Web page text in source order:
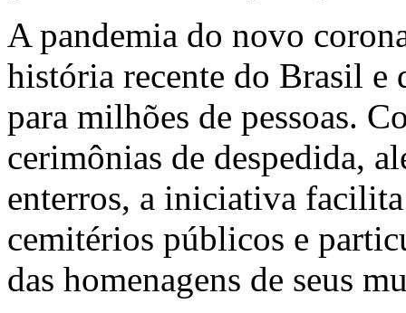
A pandemia do novo
história recente do Brasil e
para milhões de pessoas.
cerimônias de despedida,
enterros, a iniciativa
cemitérios públicos e
das homenagens de seus